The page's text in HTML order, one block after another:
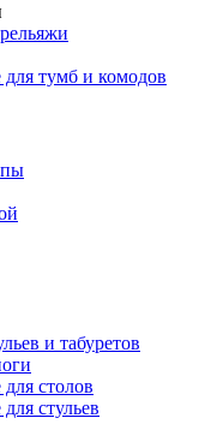
тумб и комодов
и табуретов
столов
стульев